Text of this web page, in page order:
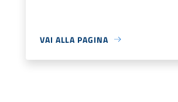
VAI ALLA PAGINA